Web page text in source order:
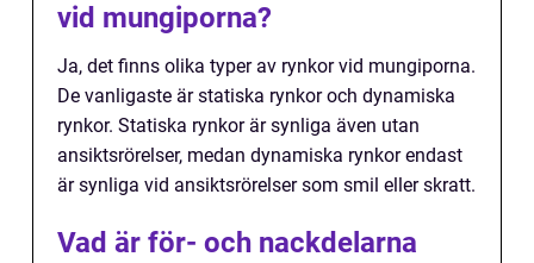
vid mungiporna?
Ja, det finns olika typer av rynkor vid mungiporna.
De vanligaste är statiska rynkor och dynamiska
rynkor. Statiska rynkor är synliga även utan
ansiktsrörelser, medan dynamiska rynkor endast
är synliga vid ansiktsrörelser som smil eller skratt.
Vad är för- och nackdelarna